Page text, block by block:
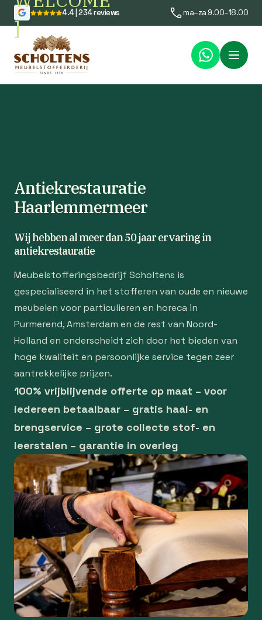
]
4.4 | 234 reviews ma–za 9.00–18.00
Menu
Antiekrestauratie
Haarlemmermeer
Wij hebben al meer dan 50 jaar ervaring in
antiekrestauratie
Meubelstofferingsbedrijf Scholtens is
gespecialiseerd in het stofferen van oude en nieuwe
meubelen voor particulieren en horeca in
Purmerend, Amsterdam en de rest van Noord-
Holland en onderscheidt zich door het bieden van
hoge kwaliteit en persoonlijke service tegen zeer
aantrekkelijke prijzen.
100% vrijblijvende offerte op maat – voor
iedereen betaalbaar – gratis haal- en
brengservice – grote collecte stof- en
leerstalen – garantie in overleg